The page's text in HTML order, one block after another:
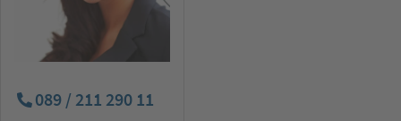
089 / 211 290 11